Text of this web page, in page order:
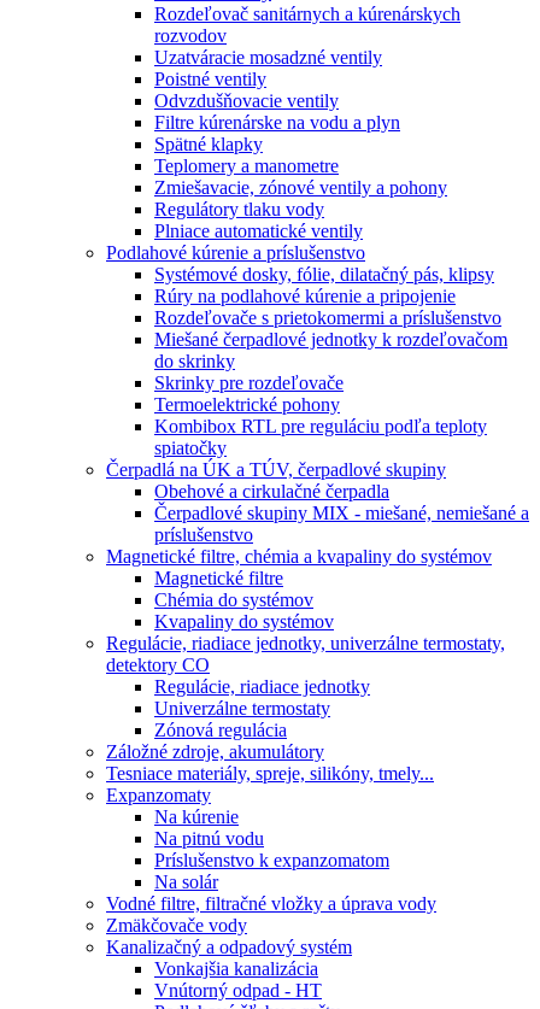
Rozdeľovač sanitárnych a kúrenárskych
rozvodov
Uzatváracie mosadzné ventily
Poistné ventily
Odvzdušňovacie ventily
Filtre kúrenárske na vodu a plyn
Spätné klapky
Teplomery a manometre
Zmiešavacie, zónové ventily a pohony
Regulátory tlaku vody
Plniace automatické ventily
Podlahové kúrenie a príslušenstvo
Systémové dosky, fólie, dilatačný pás, klipsy
Rúry na podlahové kúrenie a pripojenie
Rozdeľovače s prietokomermi a príslušenstvo
Miešané čerpadlové jednotky k rozdeľovačom
do skrinky
Skrinky pre rozdeľovače
Termoelektrické pohony
Kombibox RTL pre reguláciu podľa teploty
spiatočky
Čerpadlá na ÚK a TÚV, čerpadlové skupiny
Obehové a cirkulačné čerpadla
Čerpadlové skupiny MIX - miešané, nemiešané a
príslušenstvo
Magnetické filtre, chémia a kvapaliny do systémov
Magnetické filtre
Chémia do systémov
Kvapaliny do systémov
Regulácie, riadiace jednotky, univerzálne termostaty,
detektory CO
Regulácie, riadiace jednotky
Univerzálne termostaty
Zónová regulácia
Záložné zdroje, akumulátory
Tesniace materiály, spreje, silikóny, tmely...
Expanzomaty
Na kúrenie
Na pitnú vodu
Príslušenstvo k expanzomatom
Na solár
Vodné filtre, filtračné vložky a úprava vody
Zmäkčovače vody
Kanalizačný a odpadový systém
Vonkajšia kanalizácia
Vnútorný odpad - HT